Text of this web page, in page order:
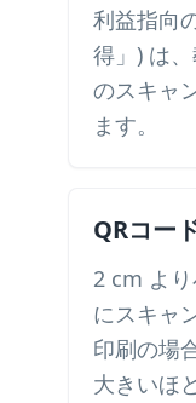
利益指向
得」) は
のスキャ
ます。
QRコー
2 cm よ
にスキャ
印刷の場
大きいほ